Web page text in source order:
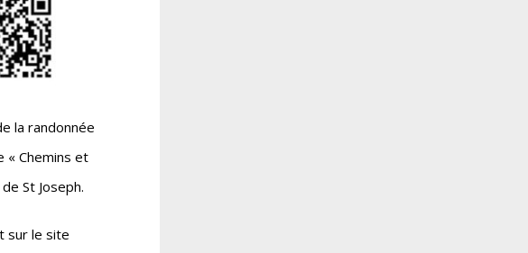
la randonnée
« Chemins et
St Joseph.
sur le site